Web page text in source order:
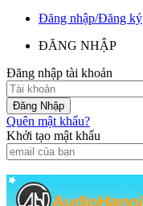
Đăng nhập/Đăng ký
ĐĂNG NHẬP
Đăng nhập tài khoản
Quên mật khẩu?
Khởi tạo mật khẩu